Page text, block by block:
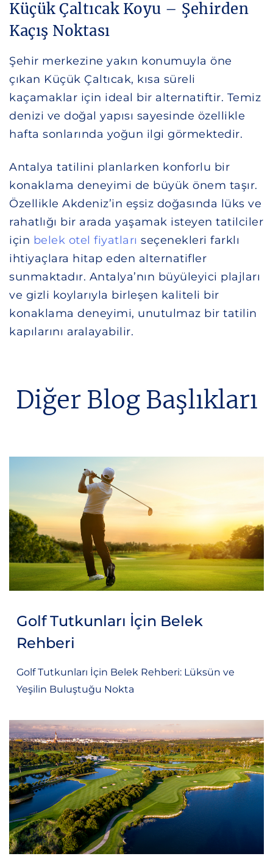
Küçük Çaltıcak Koyu – Şehirden
Kaçış Noktası
Şehir merkezine yakın konumuyla öne
çıkan Küçük Çaltıcak, kısa süreli
kaçamaklar için ideal bir alternatiftir. Temiz
denizi ve doğal yapısı sayesinde özellikle
hafta sonlarında yoğun ilgi görmektedir.
Antalya tatilini planlarken konforlu bir
konaklama deneyimi de büyük önem taşır.
Özellikle Akdeniz’in eşsiz doğasında lüks ve
rahatlığı bir arada yaşamak isteyen tatilciler
için belek otel fiyatları seçenekleri farklı
ihtiyaçlara hitap eden alternatifler
sunmaktadır. Antalya’nın büyüleyici plajları
ve gizli koylarıyla birleşen kaliteli bir
konaklama deneyimi, unutulmaz bir tatilin
kapılarını aralayabilir.
Diğer Blog Başlıkları
Golf Tutkunları İçin Belek
Rehberi
Golf Tutkunları İçin Belek Rehberi: Lüksün ve
Yeşilin Buluştuğu Nokta